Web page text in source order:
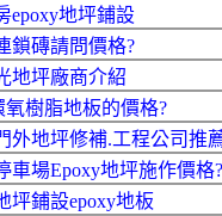
epoxy地坪鋪設
鎖磚請問價格?
地坪廠商介紹
氧樹脂地板的價格?
外地坪修補.工程公司推
車場Epoxy地坪施作價格?
坪鋪設epoxy地板